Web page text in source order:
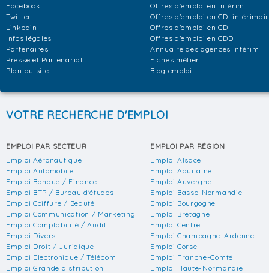
Facebook
Twitter
Linkedin
Infos légales
Partenaires
Presse et Partenariat
Plan du site
Offres d'emploi en intérim
Offres d'emploi en CDI
Offres d'emploi en CDI
Offres d'emploi en CDD
Annuaire des agences intérim
Fiches métier
Blog emploi
VOTRE RECHERCHE D'EMPLOI
EMPLOI PAR SECTEUR
Emploi Aéronautique
Emploi Automobile
Emploi Banque / Finance
Emploi BTP / Bureau d'études
Emploi Coiffure / Beauté
Emploi Communication / Marketing
Emploi Comptabilité / Audit
Emploi Divers
Emploi Droit / Juridique
Emploi Electronique / Télécom
Emploi Grande distribution
EMPLOI PAR RÉGION
Emploi Alsace
Emploi Aquitaine
Emploi Auvergne
Emploi Basse-Normandie
Emploi Bourgogne
Emploi Bretagne
Emploi Centre
Emploi Champagne-Ardenne
Emploi Corse
Emploi Franche-Comté
Emploi Haute-Normandie